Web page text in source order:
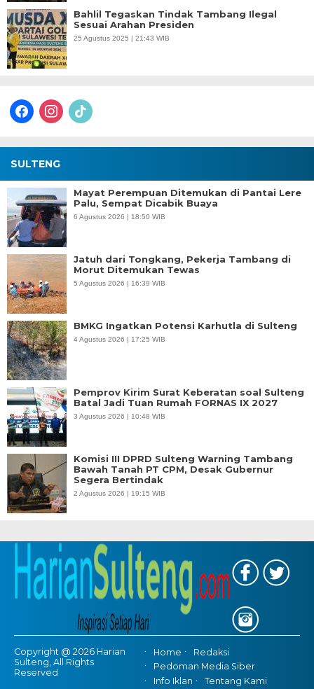
Bahlil Tegaskan Tindak Tambang Ilegal
Sesuai Arahan Presiden
25 Agustus 2025 | 21:43 WIB
facebookinstagram
tiktok
SULTENG
Mayat Perempuan Ditemukan di Pantai Lere
Palu, Sempat Dicabik Buaya
6 Agustus 2026 | 18:50 WIB
Jatuh dari Tongkang, Pekerja Tambang di
Morut Ditemukan Tewas
5 Agustus 2026 | 16:39 WIB
BMKG Ingatkan Potensi Karhutla di Sulteng
4 Agustus 2026 | 17:25 WIB
Pemprov Kirim Surat Keberatan soal Sulteng
Batal Jadi Tuan Rumah FORNAS IX 2027
3 Agustus 2026 | 10:48 WIB
Komisi III DPRD Sulteng Warning Tambang
Bawah Tanah PT CPM, Desak Gubernur
Segera Bertindak
2 Agustus 2026 | 19:15 WIB
Copyright @ 2026 Harian
Sulteng, All Rights
Reserved
Home
Redaksi
Pedoman Media Siber
Info Iklan
Tentang Kami